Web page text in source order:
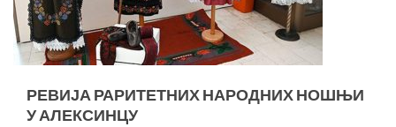
РЕВИЈА РАРИТЕТНИХ НАРОДНИХ НОШЊИ
У АЛЕКСИНЦУ